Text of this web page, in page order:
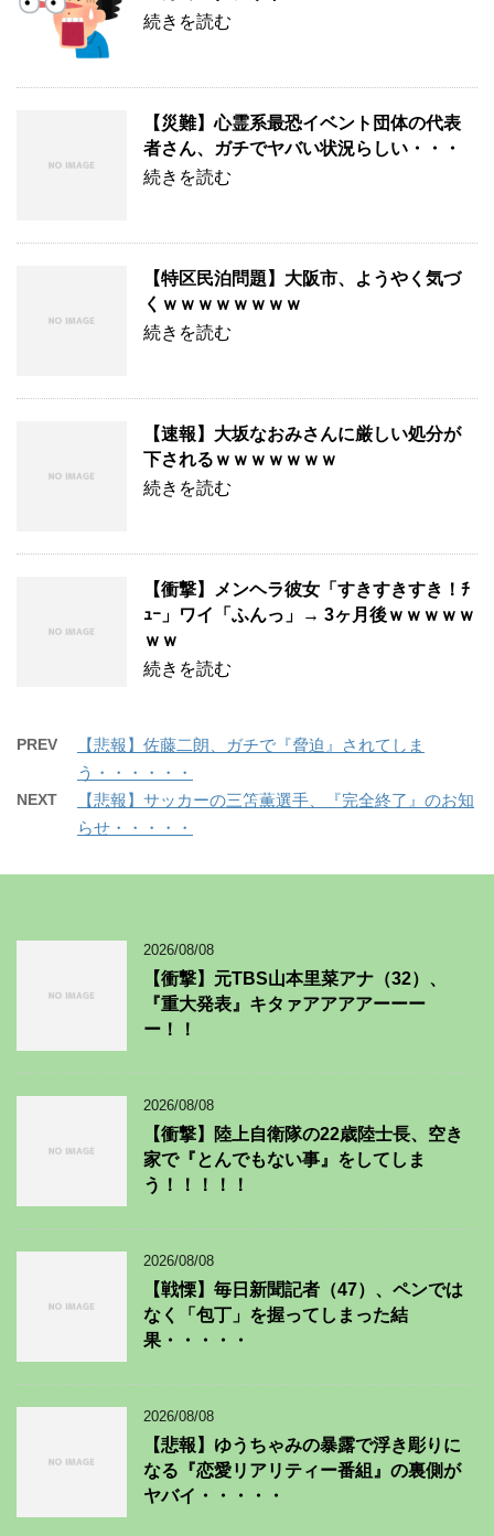
続きを読む
【災難】心霊系最恐イベント団体の代表
者さん、ガチでヤバい状況らしい・・・
続きを読む
【特区民泊問題】大阪市、ようやく気づ
くｗｗｗｗｗｗｗｗ
続きを読む
【速報】大坂なおみさんに厳しい処分が
下されるｗｗｗｗｗｗｗ
続きを読む
【衝撃】メンヘラ彼女「すきすきすき！ﾁ
ｭｰ」ワイ「ふんっ」→ 3ヶ月後ｗｗｗｗｗ
ｗｗ
続きを読む
PREV
【悲報】佐藤二朗、ガチで『脅迫』されてしま
う・・・・・・
NEXT
【悲報】サッカーの三笘薫選手、『完全終了』のお知
らせ・・・・・
2026/08/08
【衝撃】元TBS山本里菜アナ（32）、
『重大発表』キタァアアアアーーー
ー！！
2026/08/08
【衝撃】陸上自衛隊の22歳陸士長、空き
家で『とんでもない事』をしてしま
う！！！！！
2026/08/08
【戦慄】毎日新聞記者（47）、ペンでは
なく「包丁」を握ってしまった結
果・・・・・
2026/08/08
【悲報】ゆうちゃみの暴露で浮き彫りに
なる『恋愛リアリティー番組』の裏側が
ヤバイ・・・・・